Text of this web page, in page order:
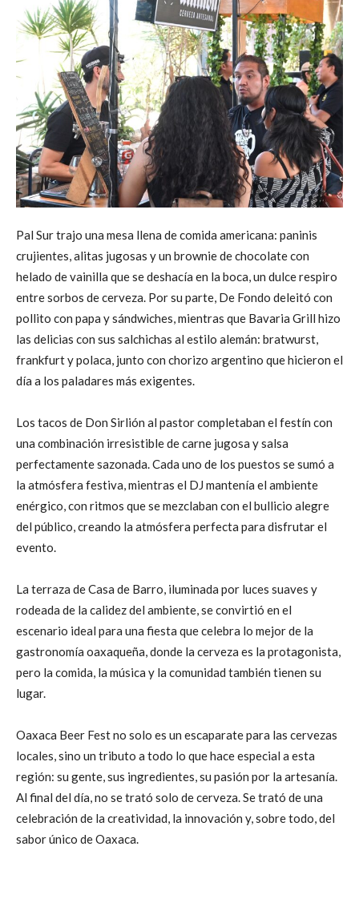
Pal Sur trajo una mesa llena de comida americana: paninis
crujientes, alitas jugosas y un brownie de chocolate con
helado de vainilla que se deshacía en la boca, un dulce respiro
entre sorbos de cerveza. Por su parte, De Fondo deleitó con
pollito con papa y sándwiches, mientras que Bavaria Grill hizo
las delicias con sus salchichas al estilo alemán: bratwurst,
frankfurt y polaca, junto con chorizo argentino que hicieron el
día a los paladares más exigentes.
Los tacos de Don Sirlión al pastor completaban el festín con
una combinación irresistible de carne jugosa y salsa
perfectamente sazonada. Cada uno de los puestos se sumó a
la atmósfera festiva, mientras el DJ mantenía el ambiente
enérgico, con ritmos que se mezclaban con el bullicio alegre
del público, creando la atmósfera perfecta para disfrutar el
evento.
La terraza de Casa de Barro, iluminada por luces suaves y
rodeada de la calidez del ambiente, se convirtió en el
escenario ideal para una fiesta que celebra lo mejor de la
gastronomía oaxaqueña, donde la cerveza es la protagonista,
pero la comida, la música y la comunidad también tienen su
lugar.
Oaxaca Beer Fest no solo es un escaparate para las cervezas
locales, sino un tributo a todo lo que hace especial a esta
región: su gente, sus ingredientes, su pasión por la artesanía.
Al final del día, no se trató solo de cerveza. Se trató de una
celebración de la creatividad, la innovación y, sobre todo, del
sabor único de Oaxaca.